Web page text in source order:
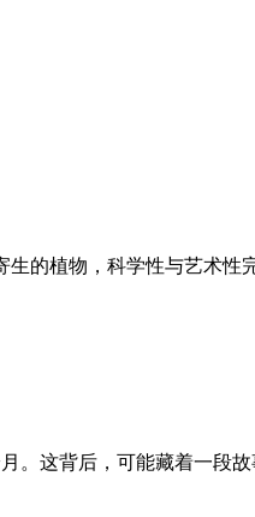
的植物，科学性与艺术性
。这背后，可能藏着一